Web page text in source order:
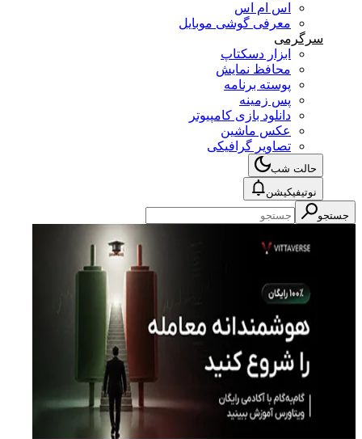
اس ام اس
معرفی گوشی موبایل
سرگرمی
ابزار دسکتاپ
محافظ نمایش
پوسته برنامه
پس زمینه
دانلود بازی کامپیوتر
عکس ماشین
تصاویر گرافیکی
حالت شب
نوتیفیکیشن
جستجو